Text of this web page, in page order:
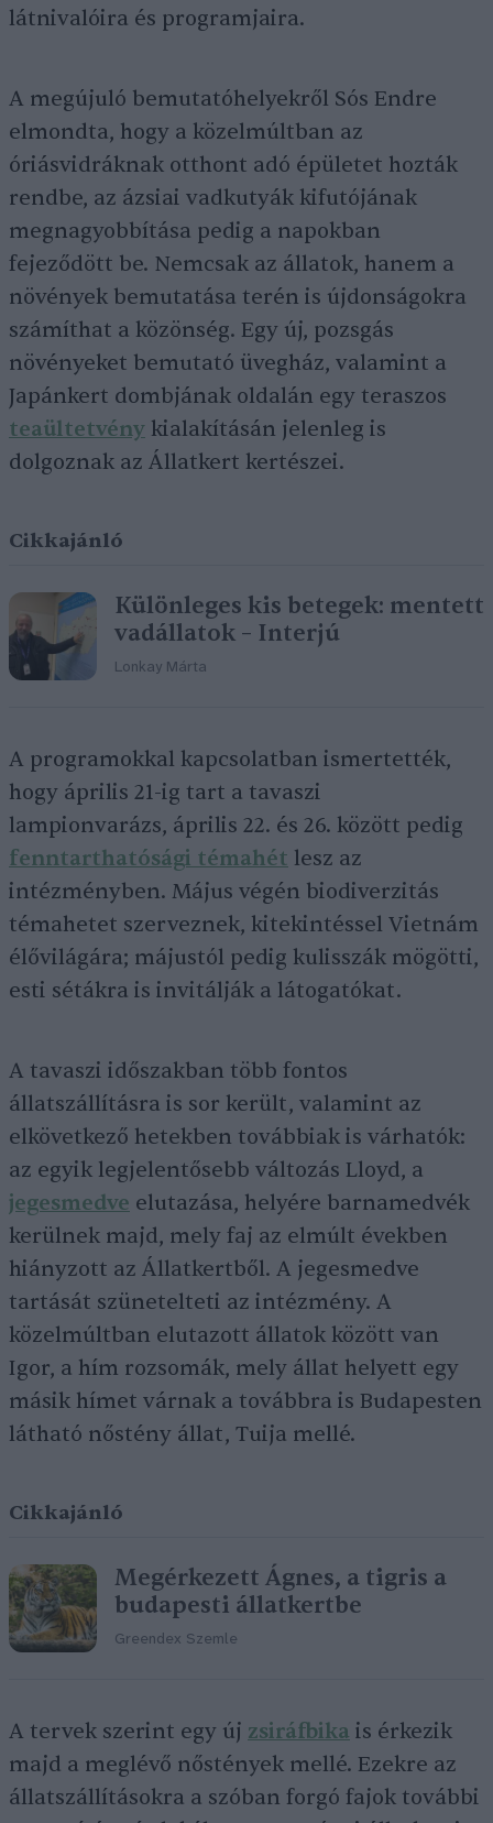
látnivalóira és programjaira.
A megújuló bemutatóhelyekről Sós Endre
elmondta, hogy a közelmúltban az
óriásvidráknak otthont adó épületet hozták
rendbe, az ázsiai vadkutyák kifutójának
megnagyobbítása pedig a napokban
fejeződött be. Nemcsak az állatok, hanem a
növények bemutatása terén is újdonságokra
számíthat a közönség. Egy új, pozsgás
növényeket bemutató üvegház, valamint a
Japánkert dombjának oldalán egy teraszos
teaültetvény kialakításán jelenleg is
dolgoznak az Állatkert kertészei.
Cikkajánló
Különleges kis betegek: mentett
vadállatok – Interjú
Lonkay Márta
A programokkal kapcsolatban ismertették,
hogy április 21-ig tart a tavaszi
lampionvarázs, április 22. és 26. között pedig
fenntarthatósági témahét lesz az
intézményben. Május végén biodiverzitás
témahetet szerveznek, kitekintéssel Vietnám
élővilágára; májustól pedig kulisszák mögötti,
esti sétákra is invitálják a látogatókat.
A tavaszi időszakban több fontos
állatszállításra is sor került, valamint az
elkövetkező hetekben továbbiak is várhatók:
az egyik legjelentősebb változás Lloyd, a
jegesmedve elutazása, helyére barnamedvék
kerülnek majd, mely faj az elmúlt években
hiányzott az Állatkertből. A jegesmedve
tartását szünetelteti az intézmény. A
közelmúltban elutazott állatok között van
Igor, a hím rozsomák, mely állat helyett egy
másik hímet várnak a továbbra is Budapesten
látható nőstény állat, Tuija mellé.
Cikkajánló
Megérkezett Ágnes, a tigris a
budapesti állatkertbe
Greendex Szemle
A tervek szerint egy új zsiráfbika is érkezik
majd a meglévő nőstények mellé. Ezekre az
állatszállításokra a szóban forgó fajok további